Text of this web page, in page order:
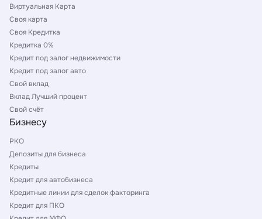
Виртуальная Карта
Своя карта
Своя Кредитка
Кредитка 0%
Кредит под залог недвижимости
Кредит под залог авто
Свой вклад
Вклад Лучший процент
Свой счёт
Бизнесу
РКО
Депозиты для бизнеса
Кредиты
Кредит для автобизнеса
Кредитные линии для сделок факторинга
Кредит для ПКО